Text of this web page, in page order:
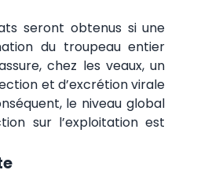
seront obtenus si une
du troupeau entier
chez les veaux, un
et d’excrétion virale
le niveau global
sur l’exploitation est